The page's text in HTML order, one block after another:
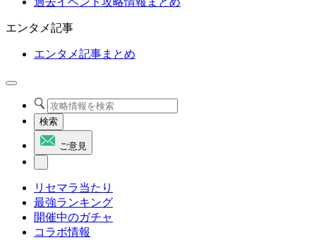
エンタメ記事
エンタメ記事まとめ
検索
ご意見
リセマラ当たり
最強ランキング
開催中のガチャ
コラボ情報